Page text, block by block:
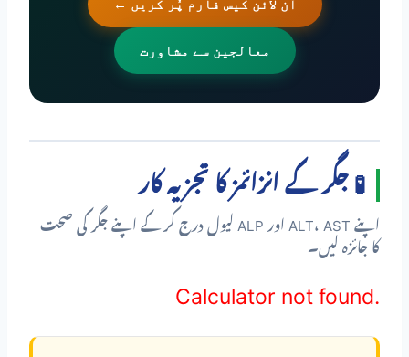
آن لائن کیس فارم پُر کریں ←
معالجین سے مشاورت
🧪 جگر کے انزائمز کا تجزیہ کار
اپنے ALT، AST اور ALP لیول درج کر کے اپنے جگر کی صحت
کا جائزہ لیں۔
Calculator not found.